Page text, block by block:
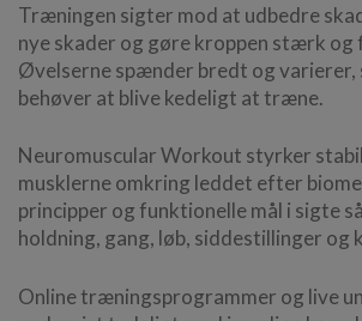
Træningen sigter mod at udbedre
nye skader og gøre kroppen stærk og
Øvelserne spænder bredt og varierer,
behøver at blive kedeligt at træne.
Neuromuscular Workout styrker
musklerne omkring leddet efter
principper og funktionelle mål i sigte
holdning, gang, løb, siddestillinger
Online træningsprogrammer og live